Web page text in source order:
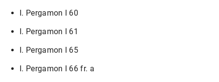
I. Pergamon I 60
I. Pergamon I 61
I. Pergamon I 65
I. Pergamon I 66 fr. a